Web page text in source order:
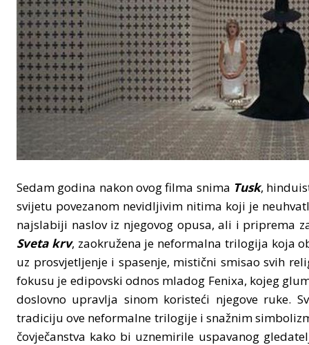
Sedam godina nakon ovog filma snima Tusk,
svijetu povezanom nevidljivim nitima koji je
najslabiji naslov iz njegovog opusa, ali i priprema
Sveta krv, zaokružena je neformalna trilogija koja
uz prosvjetljenje i spasenje, mistični smisao svih
fokusu je edipovski odnos mladog Fenixa, kojeg
doslovno upravlja sinom koristeći njegove ruke.
tradiciju ove neformalne trilogije i snažnim
čovječanstva kako bi uznemirile uspavanog